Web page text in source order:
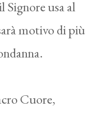
Signore usa al
motivo di più
Cuore,